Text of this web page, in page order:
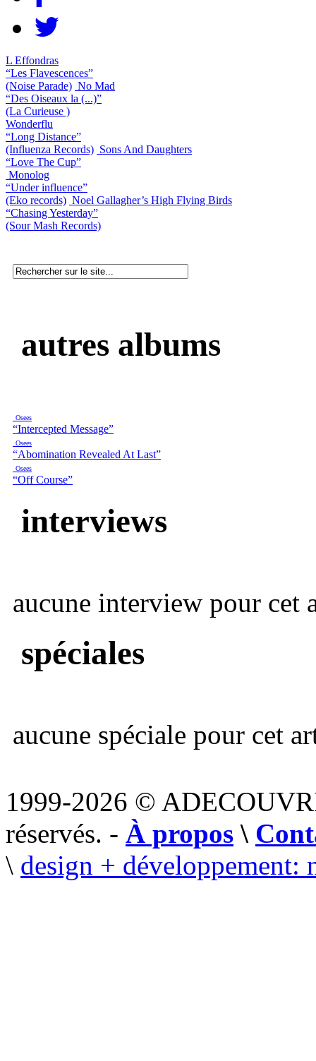
L Effondras
“Les Flavescences”
(Noise Parade) No Mad
“Des Oiseaux la (...)”
(La Curieuse )
Wonderflu
“Long Distance”
(Influenza Records) Sons And Daughters
“Love The Cup”
Monolog
“Under influence”
(Eko records) Noel Gallagher’s High Flying Birds
“Chasing Yesterday”
(Sour Mash Records)
autres albums
Osees
“Intercepted Message”
Osees
“Abomination Revealed At Last”
Osees
“Off Course”
interviews
aucune interview pour cet
spéciales
aucune spéciale pour cet
1999-2026 ©
réservés. - À propos \
\ design + développement: